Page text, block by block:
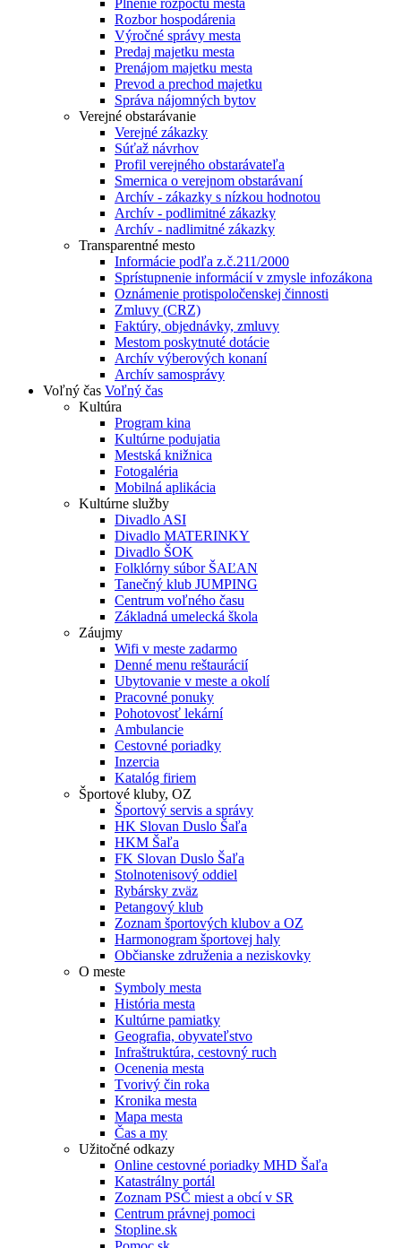
Plnenie rozpočtu mesta
Rozbor hospodárenia
Výročné správy mesta
Predaj majetku mesta
Prenájom majetku mesta
Prevod a prechod majetku
Správa nájomných bytov
Verejné obstarávanie
Verejné zákazky
Súťaž návrhov
Profil verejného obstarávateľa
Smernica o verejnom obstarávaní
Archív - zákazky s nízkou hodnotou
Archív - podlimitné zákazky
Archív - nadlimitné zákazky
Transparentné mesto
Informácie podľa z.č.211/2000
Sprístupnenie informácií v zmysle infozákona
Oznámenie protispoločenskej činnosti
Zmluvy (CRZ)
Faktúry, objednávky, zmluvy
Mestom poskytnuté dotácie
Archív výberových konaní
Archív samosprávy
Voľný čas Voľný čas
Kultúra
Program kina
Kultúrne podujatia
Mestská knižnica
Fotogaléria
Mobilná aplikácia
Kultúrne služby
Divadlo ASI
Divadlo MATERINKY
Divadlo ŠOK
Folklórny súbor ŠAĽAN
Tanečný klub JUMPING
Centrum voľného času
Základná umelecká škola
Záujmy
Wifi v meste zadarmo
Denné menu reštaurácií
Ubytovanie v meste a okolí
Pracovné ponuky
Pohotovosť lekární
Ambulancie
Cestovné poriadky
Inzercia
Katalóg firiem
Športové kluby, OZ
Športový servis a správy
HK Slovan Duslo Šaľa
HKM Šaľa
FK Slovan Duslo Šaľa
Stolnotenisový oddiel
Rybársky zväz
Petangový klub
Zoznam športových klubov a OZ
Harmonogram športovej haly
Občianske združenia a neziskovky
O meste
Symboly mesta
História mesta
Kultúrne pamiatky
Geografia, obyvateľstvo
Infraštruktúra, cestovný ruch
Ocenenia mesta
Tvorivý čin roka
Kronika mesta
Mapa mesta
Čas a my
Užitočné odkazy
Online cestovné poriadky MHD Šaľa
Katastrálny portál
Zoznam PSČ miest a obcí v SR
Centrum právnej pomoci
Stopline.sk